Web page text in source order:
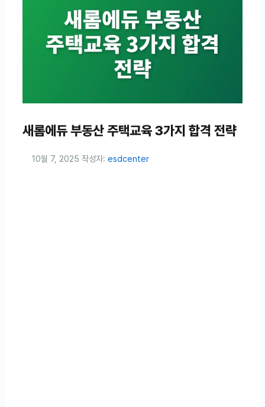
새롬에듀 부동산 주택교육 3가지 합격 전략
10월 7, 2025 작성자: esdcenter